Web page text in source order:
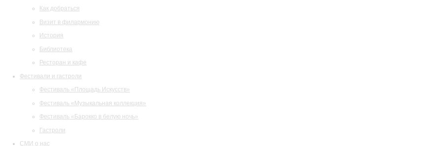
Как добраться
Визит в филармонию
История
Библиотека
Ресторан и кафе
Фестивали и гастроли
Фестиваль «Площадь Искусств»
Фестиваль «Музыкальная коллекция»
Фестиваль «Барокко в белую ночь»
Гастроли
СМИ о нас